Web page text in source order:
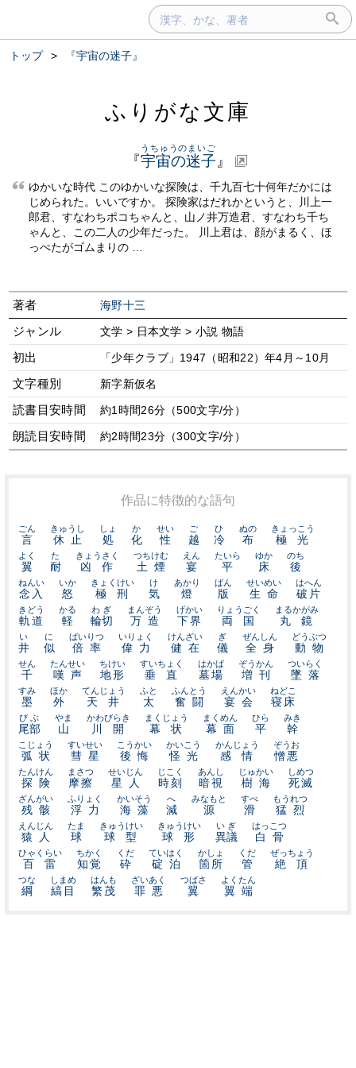
トップ > 『宇宙の迷子』
ふりがな文庫
『宇宙の迷子
うちゅうのまいご
』
ゆかいな時代 このゆかいな探険は、千九百七十何年だかには
じめられた。いいですか。 探険家はだれかというと、川上一
郎君、すなわちポコちゃんと、山ノ井万造君、すなわち千ち
ゃんと、この二人の少年だった。 川上君は、顔がまるく、ほ
っぺたがゴムまりの …
著者 海野十三
ジャンル 文学 > 日本文学 > 小説 物語
初出 「少年クラブ」1947（昭和22）年4月～10月
文字種別 新字新仮名
読書目安時間 約1時間26分（500文字/分）
朗読目安時間 約2時間23分（300文字/分）
作品に特徴的な語句
言
ごん
休止
きゅうし
処
しょ
化
か
性
せい
越
ご
冷
ひ
布
ぬの
極光
きょっこう
翼
よく
耐
た
凶作
きょうさく
土煙
つちけむ
宴
えん
平
たいら
床
ゆか
後
のち
念入
ねんい
怒
いか
極刑
きょくけい
気
け
燈
あかり
版
ばん
生命
せいめい
破片
はへん
軌道
きどう
軽
かる
輪切
わぎ
万造
まんぞう
下界
げかい
両国
りょうごく
丸鏡
まるかがみ
井
い
似
に
倍率
ばいりつ
偉力
いりょく
健在
けんざい
儀
ぎ
全身
ぜんしん
動物
どうぶつ
千
せん
嘆声
たんせい
地形
ちけい
垂直
すいちょく
墓場
はかば
増刊
ぞうかん
墜落
ついらく
墨
すみ
外
ほか
天井
てんじょう
太
ふと
奮闘
ふんとう
宴会
えんかい
寝床
ねどこ
尾部
びぶ
山
やま
川開
かわびらき
幕状
まくじょう
幕面
まくめん
平
ひら
幹
みき
弧状
こじょう
彗星
すいせい
後悔
こうかい
怪光
かいこう
感情
かんじょう
憎悪
ぞうお
探険
たんけん
摩擦
まさつ
星人
せいじん
時刻
じこく
暗視
あんし
樹海
じゅかい
死滅
しめつ
残骸
ざんがい
浮力
ふりょく
海藻
かいそう
減
へ
源
みなもと
滑
すべ
猛烈
もうれつ
猿人
えんじん
球
たま
球型
きゅうけい
球形
きゅうけい
異議
いぎ
白骨
はっこつ
百雷
ひゃくらい
知覚
ちかく
砕
くだ
碇泊
ていはく
箇所
かしょ
管
くだ
絶頂
ぜっちょう
綱
つな
縞目
しまめ
繁茂
はんも
罪悪
ざいあく
翼
つばさ
翼端
よくたん